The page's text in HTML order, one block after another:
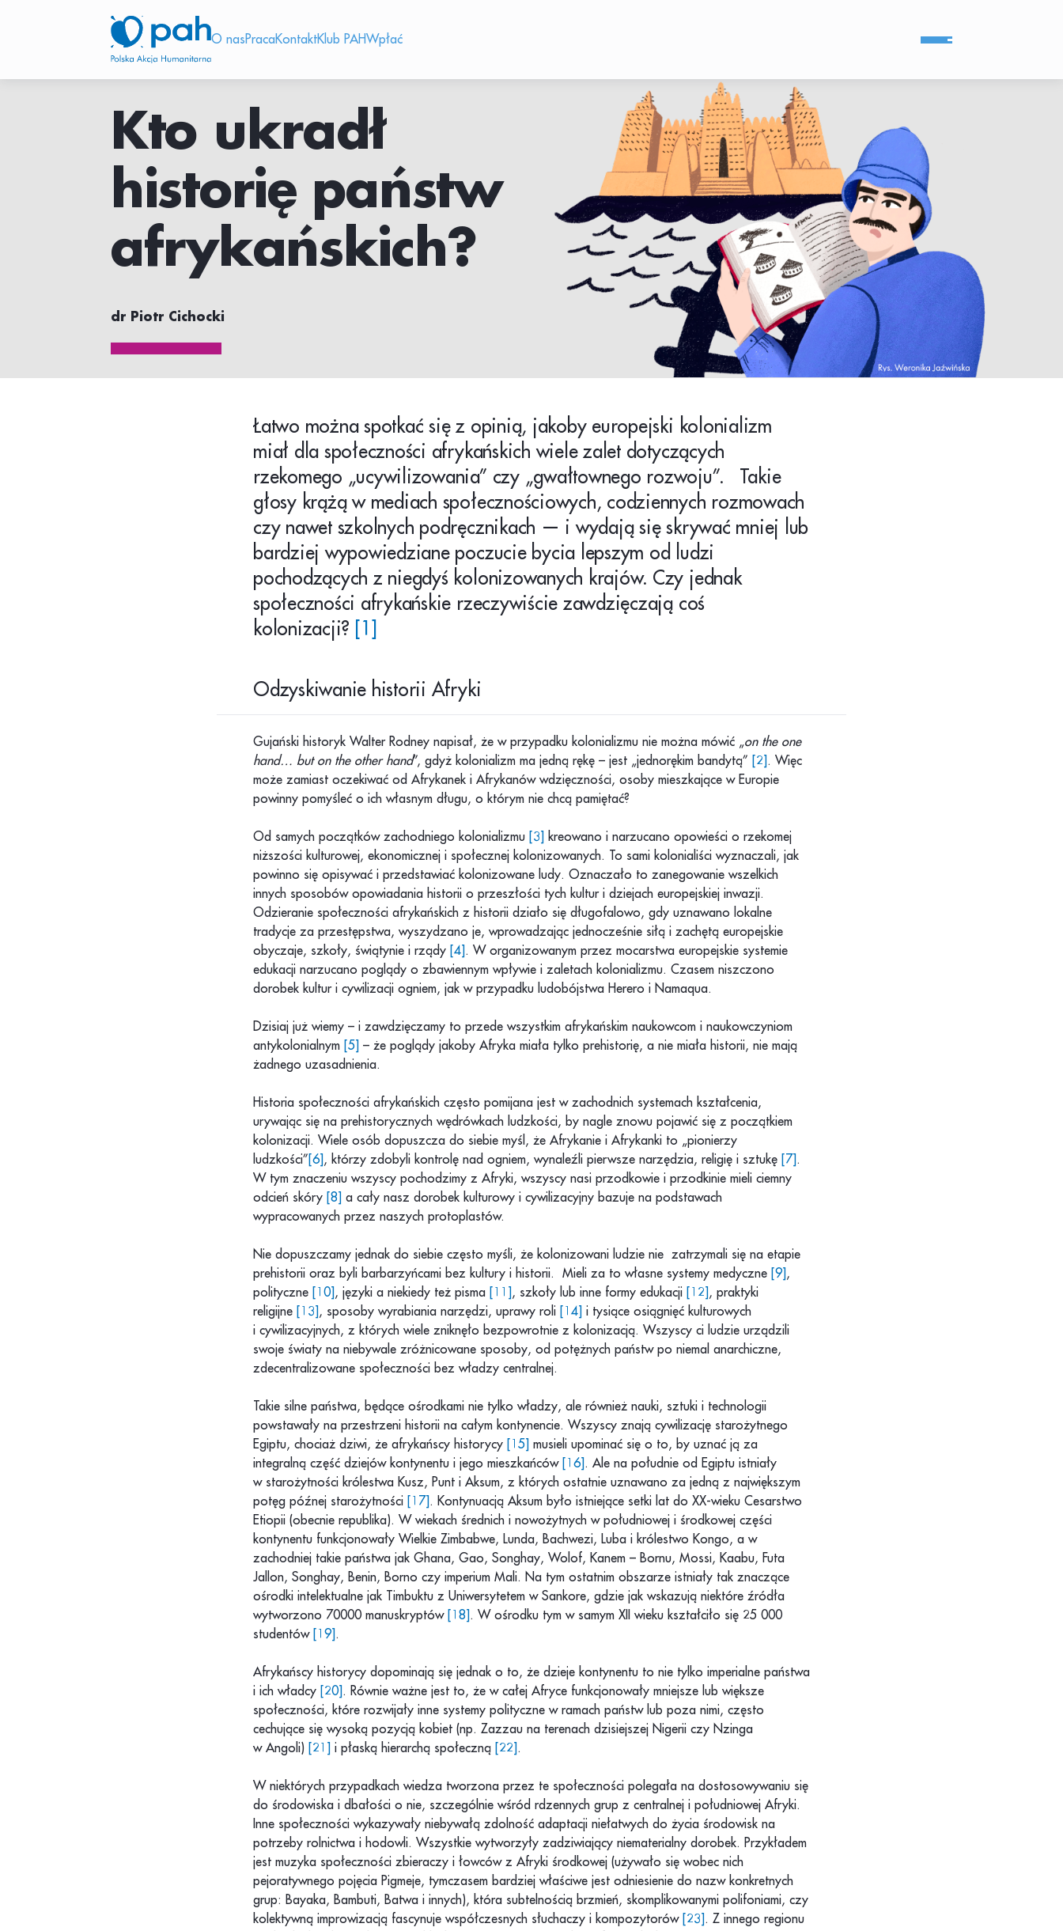
O nasPracaKontaktKlub PAHWpłać
Kto ukradł
historię państw
afrykańskich?
dr Piotr Cichocki
Łatwo można spotkać się z opinią, jakoby europejski kolonializm
miał dla społeczności afrykańskich wiele zalet dotyczących
rzekomego „ucywilizowania” czy „gwałtownego rozwoju”. Takie
głosy krążą w mediach społecznościowych, codziennych rozmowach
czy nawet szkolnych podręcznikach — i wydają się skrywać mniej lub
bardziej wypowiedziane poczucie bycia lepszym od ludzi
pochodzących z niegdyś kolonizowanych krajów. Czy jednak
społeczności afrykańskie rzeczywiście zawdzięczają coś
kolonizacji?
[1]
Odzyskiwanie historii Afryki
Gujański historyk Walter Rodney napisał, że w przypadku kolonializmu nie można mówić „on the one
hand… but on the other hand”, gdyż kolonializm ma jedną rękę – jest „jednorękim bandytą” [2] . Więc
może zamiast oczekiwać od Afrykanek i Afrykanów wdzięczności, osoby mieszkające w Europie
powinny pomyśleć o ich własnym długu, o którym nie chcą pamiętać?
Od samych początków zachodniego kolonializmu [3]
kreowano i narzucano opowieści o rzekomej
niższości kulturowej, ekonomicznej i społecznej kolonizowanych. To sami kolonialiści wyznaczali, jak
powinno się opisywać i przedstawiać kolonizowane ludy. Oznaczało to zanegowanie wszelkich
innych sposobów opowiadania historii o przeszłości tych kultur i dziejach europejskiej inwazji.
Odzieranie społeczności afrykańskich z historii działo się długofalowo, gdy uznawano lokalne
tradycje za przestępstwa, wyszydzano je, wprowadzając jednocześnie siłą i zachętą europejskie
obyczaje, szkoły, świątynie i rządy
[4] . W organizowanym przez mocarstwa europejskie systemie
edukacji narzucano poglądy o zbawiennym wpływie i zaletach kolonializmu. Czasem niszczono
dorobek kultur i cywilizacji ogniem, jak w przypadku ludobójstwa Herero i Namaqua.
Dzisiaj już wiemy – i zawdzięczamy to przede wszystkim afrykańskim naukowcom i naukowczyniom
antykolonialnym
[5]
– że poglądy jakoby Afryka miała tylko prehistorię, a nie miała historii, nie mają
żadnego uzasadnienia.
Historia społeczności afrykańskich często pomijana jest w zachodnich systemach kształcenia,
urywając się na prehistorycznych wędrówkach ludzkości, by nagle znowu pojawić się z początkiem
kolonizacji. Wiele osób dopuszcza do siebie myśl, że Afrykanie i Afrykanki to „pionierzy
ludzkości” [6] , którzy zdobyli kontrolę nad ogniem, wynaleźli pierwsze narzędzia, religię i sztukę [7] .
W tym znaczeniu wszyscy pochodzimy z Afryki, wszyscy nasi przodkowie i przodkinie mieli ciemny
odcień skóry
[8]
a cały nasz dorobek kulturowy i cywilizacyjny bazuje na podstawach
wypracowanych przez naszych protoplastów.
Nie dopuszczamy jednak do siebie często myśli, że kolonizowani ludzie nie zatrzymali się na etapie
prehistorii oraz byli barbarzyńcami bez kultury i historii. Mieli za to własne systemy medyczne
[9] ,
polityczne
[10] , języki a niekiedy też pisma , szkoły lub inne formy edukacji [12] , praktyki
religijne
[13] , sposoby wyrabiania narzędzi, uprawy roli [14]
i tysiące osiągnięć kulturowych
i cywilizacyjnych, z których wiele zniknęło bezpowrotnie z kolonizacją. Wszyscy ci ludzie urządzili
swoje światy na niebywale zróżnicowane sposoby, od potężnych państw po niemal anarchiczne,
zdecentralizowane społeczności bez władzy centralnej.
Takie silne państwa, będące ośrodkami nie tylko władzy, ale również nauki, sztuki i technologii
powstawały na przestrzeni historii na całym kontynencie. Wszyscy znają cywilizację starożytnego
Egiptu, chociaż dziwi, że afrykańscy historycy
[15]
musieli upominać się o to, by uznać ją za
integralną część dziejów kontynentu i jego mieszkańców
[16] . Ale na południe od Egiptu istniały
w starożytności królestwa Kusz, Punt i Aksum, z których ostatnie uznawano za jedną z największym
potęg późnej starożytności
[17] . Kontynuacją Aksum było istniejące setki lat do XX-wieku Cesarstwo
Etiopii (obecnie republika). W wiekach średnich i nowożytnych w południowej i środkowej części
kontynentu funkcjonowały Wielkie Zimbabwe, Lunda, Bachwezi, Luba i królestwo Kongo, a w
zachodniej takie państwa jak Ghana, Gao, Songhay, Wolof, Kanem – Bornu, Mossi, Kaabu, Futa
Jallon, Songhay, Benin, Borno czy imperium Mali. Na tym ostatnim obszarze istniały tak znaczące
ośrodki intelektualne jak Timbuktu z Uniwersytetem w Sankore, gdzie jak wskazują niektóre źródła
wytworzono 70000 manuskryptów
[18] . W ośrodku tym w samym XII wieku kształciło się 25 000
studentów
[19] .
Afrykańscy historycy dopominają się jednak o to, że dzieje kontynentu to nie tylko imperialne państwa
i ich władcy
[20] . Równie ważne jest to, że w całej Afryce funkcjonowały mniejsze lub większe
społeczności, które rozwijały inne systemy polityczne w ramach państw lub poza nimi, często
cechujące się wysoką pozycją kobiet (np. Zazzau na terenach dzisiejszej Nigerii czy Nzinga
w Angoli)
[21] i płaską hierarchą społeczną [22] .
W niektórych przypadkach wiedza tworzona przez te społeczności polegała na dostosowywaniu się
do środowiska i dbałości o nie, szczególnie wśród rdzennych grup z centralnej i południowej Afryki.
Inne społeczności wykazywały niebywałą zdolność adaptacji niełatwych do życia środowisk na
potrzeby rolnictwa i hodowli. Wszystkie wytworzyły zadziwiający niematerialny dorobek. Przykładem
jest muzyka społeczności zbieraczy i łowców z Afryki środkowej (używało się wobec nich
pejoratywnego pojęcia Pigmeje, tymczasem bardziej właściwe jest odniesienie do nazw konkretnych
grup: Bayaka, Bambuti, Batwa i innych), która subtelnością brzmień, skomplikowanymi polifoniami, czy
kolektywną improwizacją fascynuje współczesnych słuchaczy i kompozytorów
[23] . Z innego regionu